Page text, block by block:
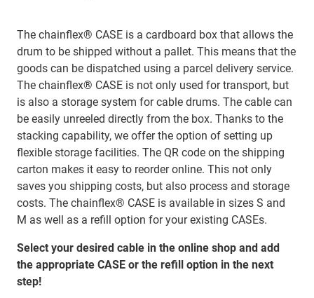
The chainflex® CASE is a cardboard box that allows the
drum to be shipped without a pallet. This means that the
goods can be dispatched using a parcel delivery service.
The chainflex® CASE is not only used for transport, but
is also a storage system for cable drums. The cable can
be easily unreeled directly from the box. Thanks to the
stacking capability, we offer the option of setting up
flexible storage facilities. The QR code on the shipping
carton makes it easy to reorder online. This not only
saves you shipping costs, but also process and storage
costs. The chainflex® CASE is available in sizes S and
M as well as a refill option for your existing CASEs.
Select your desired cable in the online shop and add
the appropriate CASE or the refill option in the next
step!